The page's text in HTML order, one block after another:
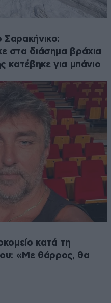
Σαρακήνικο:
στα διάσημα βράχια
κατέβηκε για μπάνιο
κατά τη
«Με θάρρος, θα